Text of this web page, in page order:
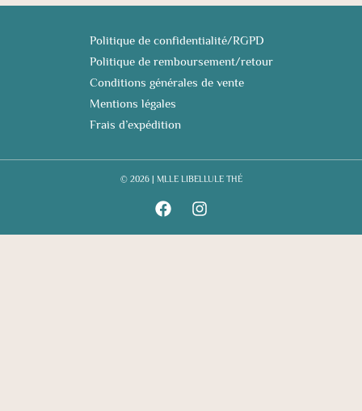
Politique de confidentialité/RGPD
Politique de remboursement/retour
Conditions générales de vente
Mentions légales
Frais d’expédition
© 2026 | MLLE LIBELLULE THÉ